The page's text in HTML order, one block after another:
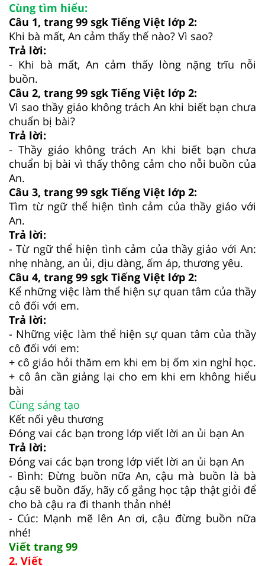
Cùng tìm hiểu:
Câu 1, trang 99 sgk Tiếng Việt lớp 2:
Khi bà mất, An cảm thấy thế nào? Vì sao?
Trả lời:
- Khi bà mất, An cảm thấy lòng nặng trĩu nỗi
buồn.
Câu 2, trang 99 sgk Tiếng Việt lớp 2:
Vì sao thầy giáo không trách An khi biết bạn chưa
chuẩn bị bài?
Trả lời:
- Thầy giáo không trách An khi biết bạn chưa
chuẩn bị bài vì thấy thông cảm cho nỗi buồn của
An.
Câu 3, trang 99 sgk Tiếng Việt lớp 2:
Tìm từ ngữ thể hiện tình cảm của thầy giáo với
An.
Trả lời:
- Từ ngữ thể hiện tình cảm của thầy giáo với An:
nhẹ nhàng, an ủi, dịu dàng, ấm áp, thương yêu.
Câu 4, trang 99 sgk Tiếng Việt lớp 2:
Kể những việc làm thể hiện sự quan tâm của thầy
cô đối với em.
Trả lời:
- Những việc làm thể hiện sự quan tâm của thầy
cô đối với em:
+ cô giáo hỏi thăm em khi em bị ốm xin nghỉ học.
+ cô ân cần giảng lại cho em khi em không hiểu
bài
Cùng sáng tạo
Kết nối yêu thương
Đóng vai các bạn trong lớp viết lời an ủi bạn An
Trả lời:
Đóng vai các bạn trong lớp viết lời an ủi bạn An
- Bình: Đừng buồn nữa An, cậu mà buồn là bà
cậu sẽ buồn đấy, hãy cố gắng học tập thật giỏi để
cho bà cậu ra đi thanh thản nhé!
- Cúc: Mạnh mẽ lên An ơi, cậu đừng buồn nữa
nhé!
Viết trang 99
2. Viết